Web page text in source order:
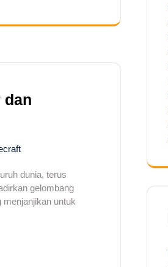
dan
dunia, terus
gelombang
menjanjikan untuk